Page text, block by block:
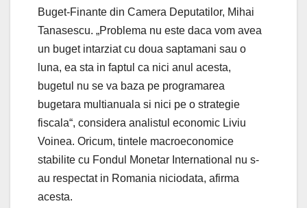
Buget-Finante din Camera Deputatilor, Mihai
Tanasescu. „Problema nu este daca vom avea
un buget intarziat cu doua saptamani sau o
luna, ea sta in faptul ca nici anul acesta,
bugetul nu se va baza pe programarea
bugetara multianuala si nici pe o strategie
fiscala“, considera analistul economic Liviu
Voinea. Oricum, tintele macroeconomice
stabilite cu Fondul Monetar International nu s-
au respectat in Romania niciodata, afirma
acesta.